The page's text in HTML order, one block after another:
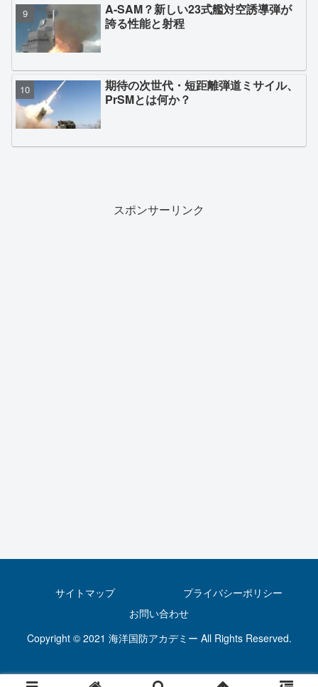
A-SAM？新しい23式艦対空誘導弾が
誇る性能と射程
期待の次世代・短距離弾道ミサイル、
PrSMとは何か？
スポンサーリンク
サイトマップ
プライバシーポリシー
お問い合わせ
Copyright © 2021 海洋国防アカデミー All Rights Reserved.